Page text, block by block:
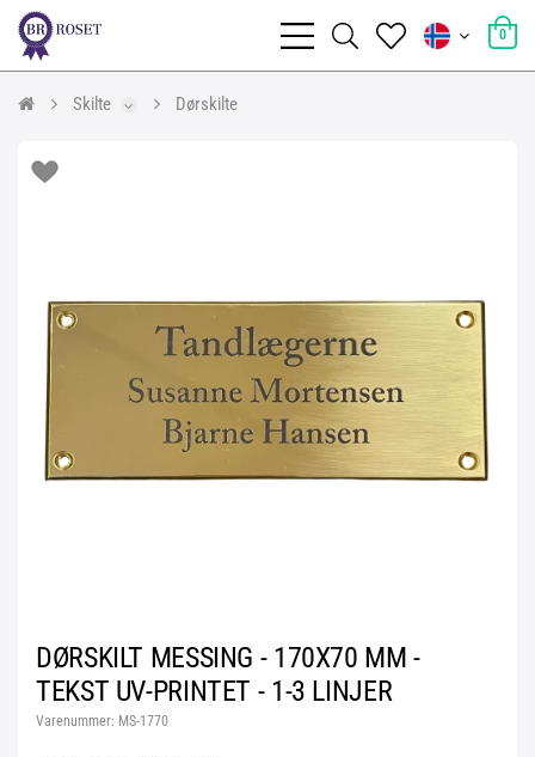
0
Skilte Dørskilte
DØRSKILT MESSING - 170X70 MM -
TEKST UV-PRINTET - 1-3 LINJER
Varenummer: MS-1770